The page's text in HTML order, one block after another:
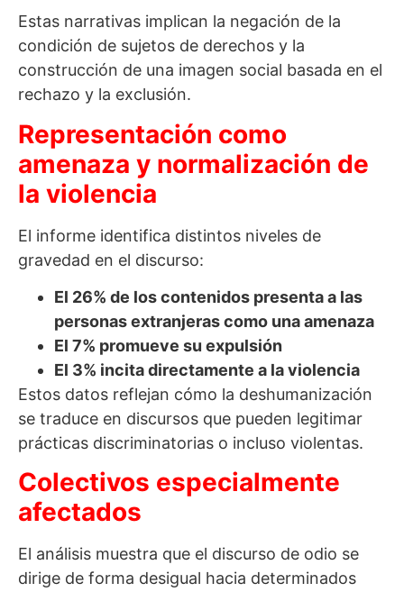
Estas narrativas implican la negación de la
condición de sujetos de derechos y la
construcción de una imagen social basada en el
rechazo y la exclusión.
Representación como
amenaza y normalización de
la violencia
El informe identifica distintos niveles de
gravedad en el discurso:
El 26% de los contenidos presenta a las
personas extranjeras como una amenaza
El 7% promueve su expulsión
El 3% incita directamente a la violencia
Estos datos reflejan cómo la deshumanización
se traduce en discursos que pueden legitimar
prácticas discriminatorias o incluso violentas.
Colectivos especialmente
afectados
El análisis muestra que el discurso de odio se
dirige de forma desigual hacia determinados